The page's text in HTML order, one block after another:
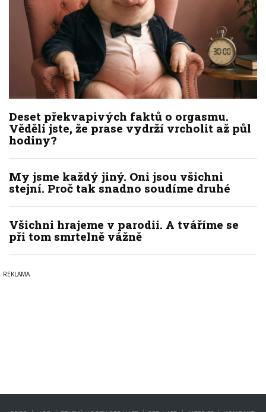
Deset překvapivých faktů o orgasmu.
Věděli jste, že prase vydrží vrcholit až půl
hodiny?
My jsme každý jiný. Oni jsou všichni
stejní. Proč tak snadno soudíme druhé
Všichni hrajeme v parodii. A tváříme se
při tom smrtelně vážně